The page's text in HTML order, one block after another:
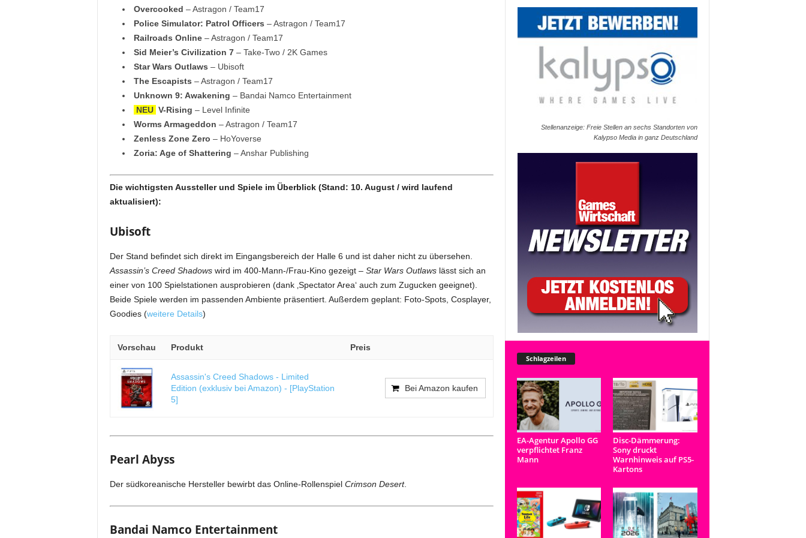
Overcooked – Astragon / Team17
Police Simulator: Patrol Officers – Astragon / Team17
Railroads Online– Astragon / Team17
Sid Meier’s Civilization 7– Take-Two / 2K Games
Star Wars Outlaws – Ubisoft
The Escapists – Astragon / Team17
Unknown 9: Awakening – Bandai Namco Entertainment
NEU V-Rising – Level Infinite
Worms Armageddon – Astragon / Team17
Zenless Zone Zero – HoYoverse
Zoria: Age of Shattering – Anshar Publishing
Die wichtigsten Aussteller und Spiele im Überblick (Stand: 10. August / wird laufend
aktualisiert):
Ubisoft
Der Stand befindet sich direkt im Eingangsbereich der Halle 6 und ist daher nicht zu übersehen.
Assassin’s Creed Shadowswird im 400-Mann-/Frau-Kino gezeigt –Star Wars Outlawslässt sich an
einer von 100 Spielstationen ausprobieren (dank ‚Spectator Area‘ auch zum Zugucken geeignet).
Beide Spiele werden im passenden Ambiente präsentiert. Außerdem geplant: Foto-Spots, Cosplayer,
Goodies (weitere Details)
Vorschau Produkt Preis
Assassin's Creed Shadows - Limited
Edition (exklusiv bei Amazon) - [PlayStation
5]
Bei Amazon kaufen
Pearl Abyss
Der südkoreanische Hersteller bewirbt das Online-Rollenspiel Crimson Desert.
Bandai Namco Entertainment
Stellenanzeige: Freie Stellen an sechs Standorten von
Kalypso Media in ganz Deutschland
Schlagzeilen
EA-Agentur Apollo GG
verpflichtet Franz
Mann
Disc-Dämmerung:
Sony druckt
Warnhinweis auf PS5-
Kartons